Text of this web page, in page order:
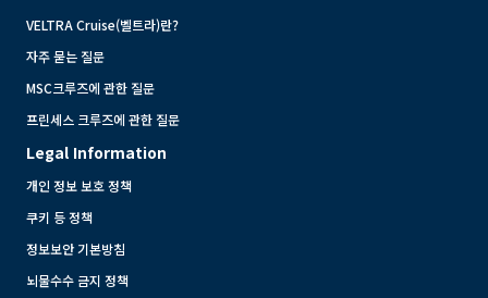
VELTRA Cruise(벨트라)란?
자주 묻는 질문
MSC크루즈에 관한 질문
프린세스 크루즈에 관한 질문
Legal Information
개인 정보 보호 정책
쿠키 등 정책
정보보안 기본방침
뇌물수수 금지 정책